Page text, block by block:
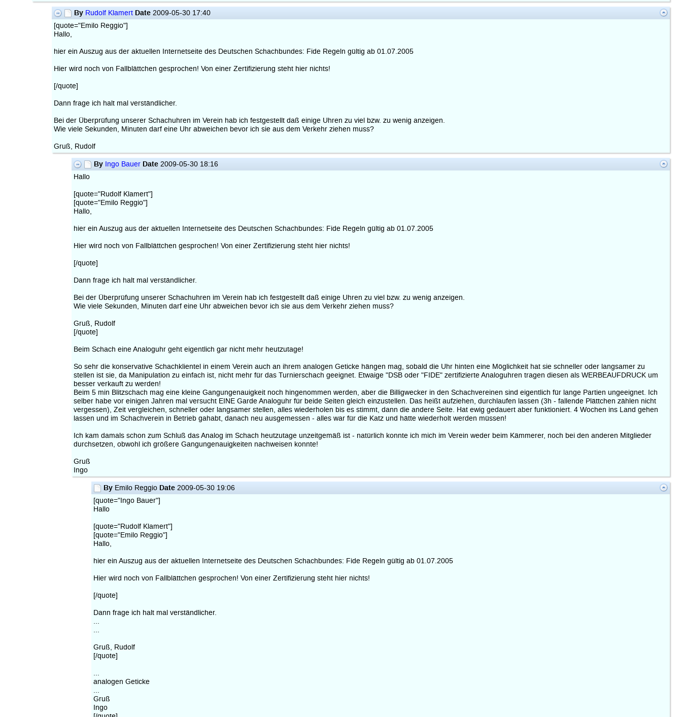
By Rudolf Klamert Date 2009-05-30 17:40
[quote="Emilo Reggio"]
Hallo,
hier ein Auszug aus der aktuellen Internetseite des Deutschen Schachbundes: Fide Regeln gültig ab 01.07.2005
Hier wird noch von Fallblättchen gesprochen! Von einer Zertifizierung steht hier nichts!
[/quote]
Dann frage ich halt mal verständlicher.
Bei der Überprüfung unserer Schachuhren im Verein hab ich festgestellt daß einige Uhren zu viel bzw. zu wenig anzeigen.
Wie viele Sekunden, Minuten darf eine Uhr abweichen bevor ich sie aus dem Verkehr ziehen muss?
Gruß, Rudolf
By Ingo Bauer Date 2009-05-30 18:16
Hallo
[quote="Rudolf Klamert"]
[quote="Emilo Reggio"]
Hallo,
hier ein Auszug aus der aktuellen Internetseite des Deutschen Schachbundes: Fide Regeln gültig ab 01.07.2005
Hier wird noch von Fallblättchen gesprochen! Von einer Zertifizierung steht hier nichts!
[/quote]
Dann frage ich halt mal verständlicher.
Bei der Überprüfung unserer Schachuhren im Verein hab ich festgestellt daß einige Uhren zu viel bzw. zu wenig anzeigen.
Wie viele Sekunden, Minuten darf eine Uhr abweichen bevor ich sie aus dem Verkehr ziehen muss?
Gruß, Rudolf
[/quote]
Beim Schach eine Analoguhr geht eigentlich gar nicht mehr heutzutage!
So sehr die konservative Schachklientel in einem Verein auch an ihrem analogen Geticke hängen mag, sobald die Uhr hinten eine Möglichkeit hat sie schneller oder langsamer zu
stellen ist sie, da Manipulation zu einfach ist, nicht mehr für das Turnierschach geeignet. Etwaige "DSB oder "FIDE" zertifizierte Analoguhren tragen diesen als WERBEAUFDRUCK um
besser verkauft zu werden!
Beim 5 min Blitzschach mag eine kleine Gangungenauigkeit noch hingenommen werden, aber die Billigwecker in den Schachvereinen sind eigentlich für lange Partien ungeeignet. Ich
selber habe vor einigen Jahren mal versucht EINE Garde Analoguhr für beide Seiten gleich einzustellen. Das heißt aufziehen, durchlaufen lassen (3h - fallende Plättchen zählen nicht
vergessen), Zeit vergleichen, schneller oder langsamer stellen, alles wiederholen bis es stimmt, dann die andere Seite. Hat ewig gedauert aber funktioniert. 4 Wochen ins Land gehen
lassen und im Schachverein in Betrieb gahabt, danach neu ausgemessen - alles war für die Katz und hätte wiederholt werden müssen!
Ich kam damals schon zum Schluß das Analog im Schach heutzutage unzeitgemäß ist - natürlich konnte ich mich im Verein weder beim Kämmerer, noch bei den anderen Mitglieder
durchsetzen, obwohl ich größere Gangungenauigkeiten nachweisen konnte!
Gruß
Ingo
ByEmilo Reggio Date2009-05-30 19:06
[quote="Ingo Bauer"]
Hallo
[quote="Rudolf Klamert"]
[quote="Emilo Reggio"]
Hallo,
hier ein Auszug aus der aktuellen Internetseite des Deutschen Schachbundes: Fide Regeln gültig ab 01.07.2005
Hier wird noch von Fallblättchen gesprochen! Von einer Zertifizierung steht hier nichts!
[/quote]
Dann frage ich halt mal verständlicher.
...
...
Gruß, Rudolf
[/quote]
...
analogen Geticke
...
Gruß
Ingo